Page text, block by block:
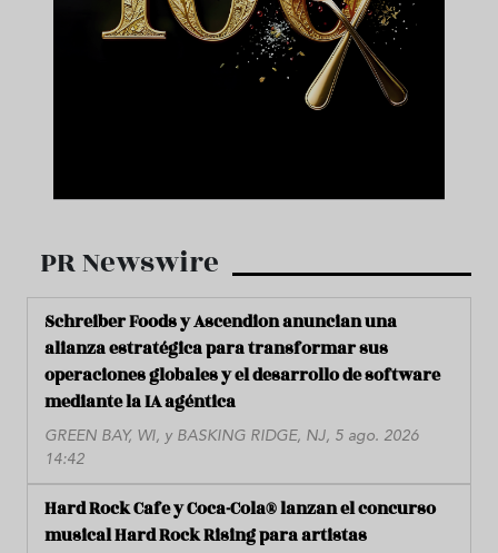
PR Newswire
Schreiber Foods y Ascendion anuncian una
alianza estratégica para transformar sus
operaciones globales y el desarrollo de software
mediante la IA agéntica
GREEN BAY, WI, y BASKING RIDGE, NJ, 5 ago. 2026
14:42
Hard Rock Cafe y Coca-Cola® lanzan el concurso
musical Hard Rock Rising para artistas